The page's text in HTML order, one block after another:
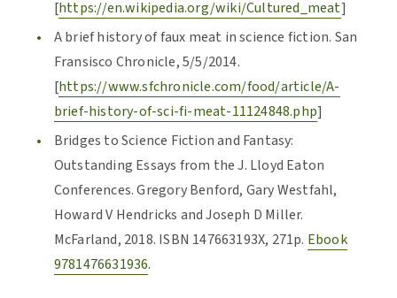
[https://en.wikipedia.org/wiki/Cultured_meat]
A brief history of faux meat in science fiction. San
Fransisco Chronicle, 5/5/2014.
[https://www.sfchronicle.com/food/article/A-
brief-history-of-sci-fi-meat-11124848.php]
Bridges to Science Fiction and Fantasy:
Outstanding Essays from the J. Lloyd Eaton
Conferences. Gregory Benford, Gary Westfahl,
Howard V Hendricks and Joseph D Miller.
McFarland, 2018. ISBN 147663193X, 271p. Ebook
9781476631936.